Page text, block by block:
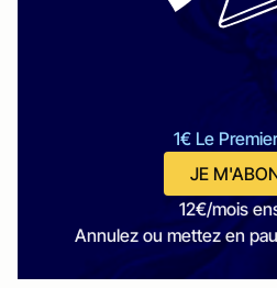
1€ Le
JE
12€/mois
Annulez ou mettez en